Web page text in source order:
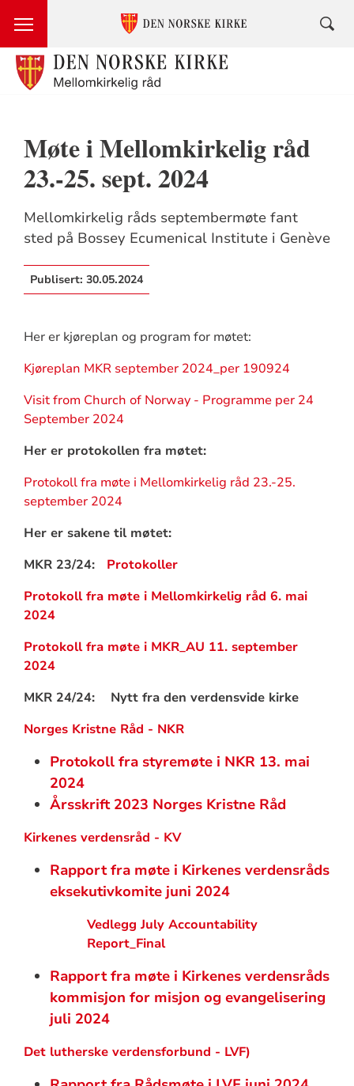
Møte i Mellomkirkelig råd
23.-25. sept. 2024
Mellomkirkelig råds septembermøte fant
sted på Bossey Ecumenical Institute i Genève
Publisert: 30.05.2024
Her er kjøreplan og program for møtet:
Kjøreplan MKR september 2024_per 190924
Visit from Church of Norway - Programme per 24
September 2024
Her er protokollen fra møtet:
Protokoll fra møte i Mellomkirkelig råd 23.-25.
september 2024
Her er sakene til møtet:
MKR 23/24: Protokoller
Protokoll fra møte i Mellomkirkelig råd 6. mai
2024
Protokoll fra møte i MKR_AU 11. september
2024
MKR 24/24: Nytt fra den verdensvide kirke
Norges Kristne Råd - NKR
Protokoll fra styremøte i NKR 13. mai
2024
Årsskrift 2023 Norges Kristne Råd
Kirkenes verdensråd - KV
Rapport fra møte i Kirkenes verdensråds
eksekutivkomite juni 2024
Vedlegg July Accountability
Report_Final
Rapport fra møte i Kirkenes verdensråds
kommisjon for misjon og evangelisering
juli 2024
Det lutherske verdensforbund - LVF)